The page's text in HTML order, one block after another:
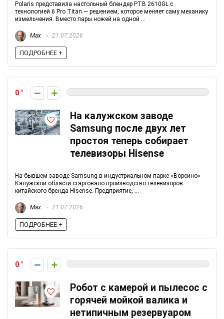
Polaris представила настольный блендер PTB 2610GL с
технологией 6 Pro Titan — решением, которое меняет саму механику
измельчения. Вместо пары ножей на одной ...
Max 21.07.2026
ПОДРОБНЕЕ +
0
На калужском заводе
Samsung после двух лет
простоя теперь собирает
телевизоры Hisense
На бывшем заводе Samsung в индустриальном парке «Ворсино»
Калужской области стартовало производство телевизоров
китайского бренда Hisense. Предприятие, ...
Max 21.07.2026
ПОДРОБНЕЕ +
0
Робот с камерой и пылесос с
горячей мойкой валика и
нетипичным резервуаром